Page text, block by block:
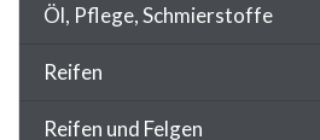
Öl, Pflege, Schmierstoffe
Reifen
Reifen und Felgen